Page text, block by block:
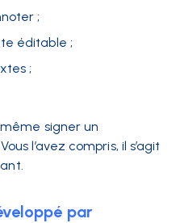
;
éditable ;
;
signer un
l’avez compris, il s’agit
par